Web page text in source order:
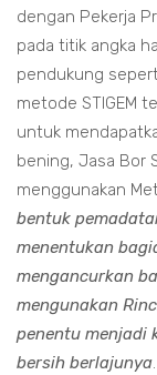
dengan Pekerja
pada titik angka
pendukung
metode STIGEM
untuk
bening, Jasa Bor
menggunakan
bentuk
menentukan
mengancurkan
mengunakan
penentu menjadi
bersih berlajunya